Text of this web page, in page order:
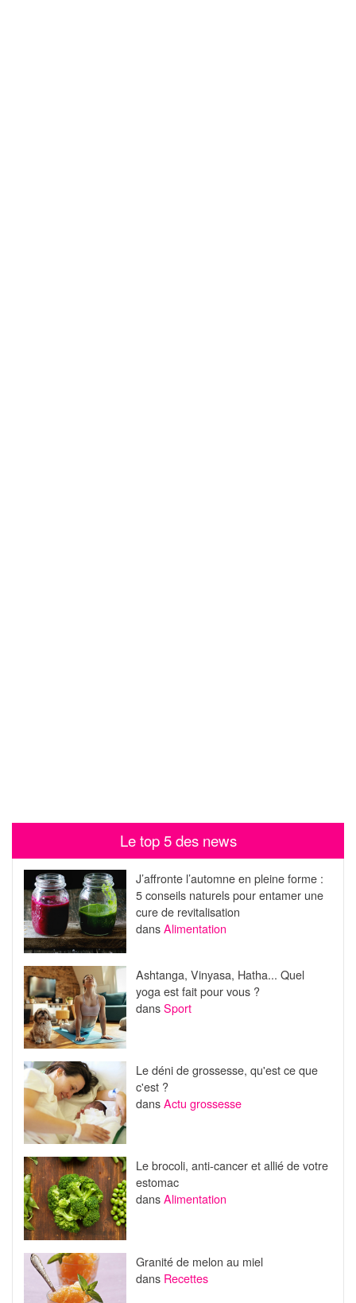
Le top 5 des news
J’affronte l’automne en pleine forme :
5 conseils naturels pour entamer une
cure de revitalisation
dansAlimentation
Ashtanga, Vinyasa, Hatha... Quel
yoga est fait pour vous ?
dansSport
Le déni de grossesse, qu'est ce que
c'est ?
dansActu grossesse
Le brocoli, anti-cancer et allié de votre
estomac
dansAlimentation
Granité de melon au miel
dans Recettes